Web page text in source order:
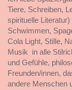
Tiere, Schreiben,
spirituelle
Schwimmen,
Cola Light, Stille,
Musik in alle
und Gefühle,
Freunden/innen,
andere Menschen